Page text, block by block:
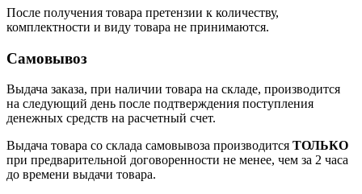
После получения товара претензии к количеству,
комплектности и виду товара не принимаются.
Самовывоз
Выдача заказа, при наличии товара на складе, производится
на следующий день после подтверждения поступления
денежных средств на расчетный счет.
Выдача товара со склада самовывоза производится ТОЛЬКО
при предварительной договоренности не менее, чем за 2 часа
до времени выдачи товара.